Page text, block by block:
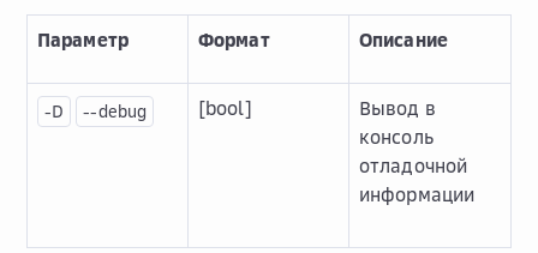
Параметр Формат Описание
-D --debug [bool]
Вывод в
консоль
отладочной
информации